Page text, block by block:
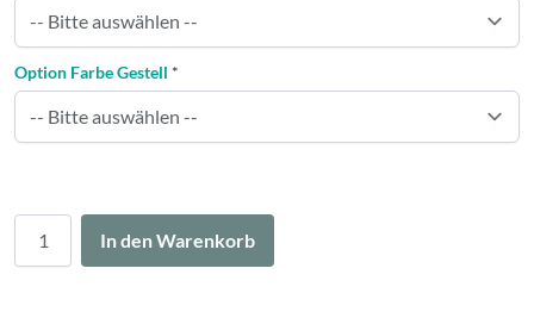
In den Warenkorb
Option Farbe Gestell *